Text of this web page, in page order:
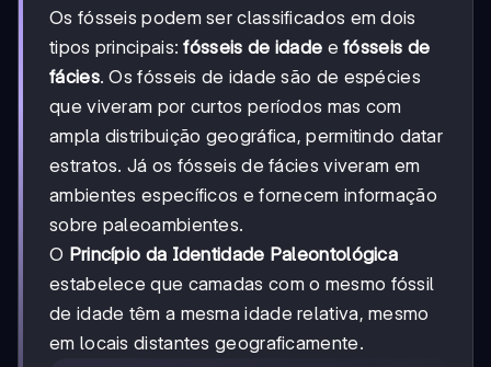
Os fósseis podem ser classificados em dois
tipos principais:fósseis de idade efósseis de
fácies. Os fósseis de idade são de espécies
que viveram por curtos períodos mas com
ampla distribuição geográfica, permitindo datar
estratos. Já os fósseis de fácies viveram em
ambientes específicos e fornecem informação
sobre paleoambientes.
O Princípio da Identidade Paleontológica
estabelece que camadas com o mesmo fóssil
de idade têm a mesma idade relativa, mesmo
em locais distantes geograficamente.